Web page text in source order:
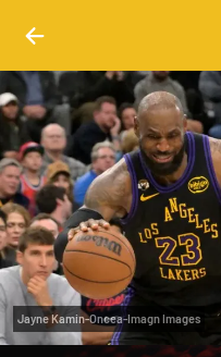
Jayne Kamin-Oncea-Imagn Images